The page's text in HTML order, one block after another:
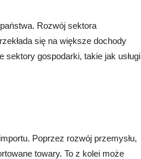
Rozwój sektora
się na większe dochody
sektory gospodarki, takie jak usługi
Poprzez rozwój przemysłu,
towary. To z kolei może